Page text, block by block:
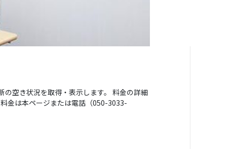
空き状況を取得・表示します。 料金の詳細
金は本ページまたは電話（050-3033-